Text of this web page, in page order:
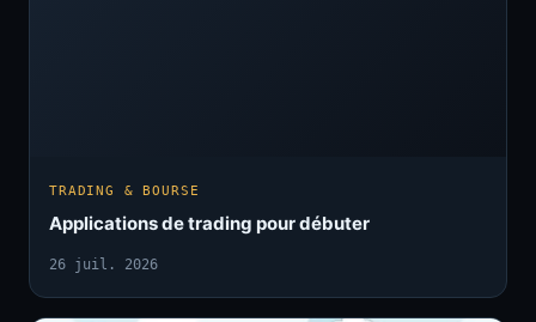
TRADING & BOURSE
Applications de trading pour débuter
26 juil. 2026